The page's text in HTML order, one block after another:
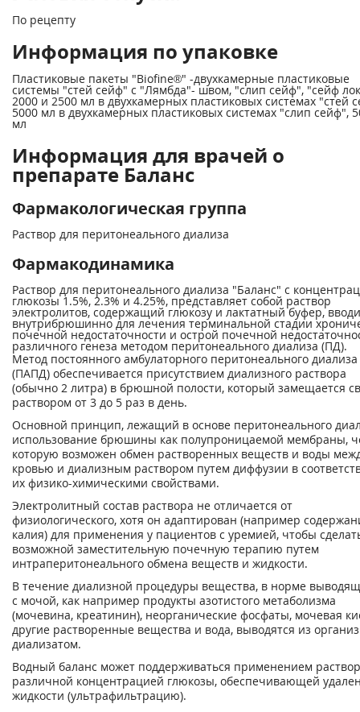
По рецепту
Информация по упаковке
Пластиковые пакеты "Biofine®" -двухкамерные пластиковые
системы "стей сейф" с "Лямбда"- швом, "слип сейф", "сейф
2000 и 2500 мл в двухкамерных пластиковых системах "стей
5000 мл в двухкамерных пластиковых системах "слип сейф",
мл
Информация для врачей о
препарате Баланс
Фармакологическая группа
Раствор для перитонеального диализа
Фармакодинамика
Раствор для перитонеального диализа "Баланс" с
глюкозы 1.5%, 2.3% и 4.25%, представляет собой раствор
электролитов, содержащий глюкозу и лактатный буфер,
внутрибрюшинно для лечения терминальной стадии
почечной недостаточности и острой почечной
различного генеза методом перитонеального диализа (ПД).
Метод постоянного амбулаторного перитонеального диализа
(ПАПД) обеспечивается присутствием диализного раствора
(обычно 2 литра) в брюшной полости, который замещается
раствором от 3 до 5 раз в день.
Основной принцип, лежащий в основе перитонеального
использование брюшины как полупроницаемой мембраны,
которую возможен обмен растворенных веществ и воды
кровью и диализным раствором путем диффузии в
их физико-химическими свойствами.
Электролитный состав раствора не отличается от
физиологического, хотя он адаптирован (например
калия) для применения у пациентов с уремией, чтобы
возможной заместительную почечную терапию путем
интраперитонеального обмена веществ и жидкости.
В течение диализной процедуры вещества, в норме
с мочой, как например продукты азотистого метаболизма
(мочевина, креатинин), неорганические фосфаты, мочевая
другие растворенные вещества и вода, выводятся из
диализатом.
Водный баланс может поддерживаться применением
различной концентрацией глюкозы, обеспечивающей
жидкости (ультрафильтрацию).